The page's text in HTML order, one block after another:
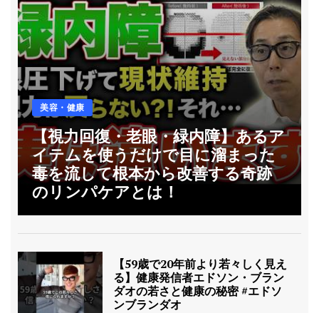
美容・健康
【視力回復・老眼・緑内障】あるア
イテムを使うだけで目に溜まった
毒を流して根本から改善する奇跡
のリンパケアとは！
【59歳で20年前より若々しく見え
る】健康発信者エドソン・ブラン
ダオの若さと健康の秘密 #エドソ
ンブランダオ